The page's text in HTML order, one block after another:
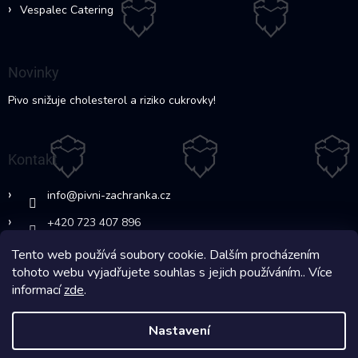
Tento web používá soubory cookie. Dalším procházením
tohoto webu vyjadřujete souhlas s jejich používáním.. Více
informacízde.
Nastavení
Vespalec Catering
Novinky
Pivo snižuje cholesterol a riziko cukrovky!
Kontakt
info@pivni-zachranka.cz
+420 723 407 896
https://www.facebook.com/www.fb.co
m/pivnipohotovost
Pivní Záchranka. Všechna práva vyhrazena.